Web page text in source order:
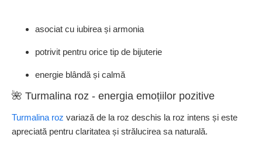
asociat cu iubirea și armonia
potrivit pentru orice tip de bijuterie
energie blândă și calmă
🌺 Turmalina roz - energia emoțiilor pozitive
Turmalina roz variază de la roz deschis la roz intens și este
apreciată pentru claritatea și strălucirea sa naturală.